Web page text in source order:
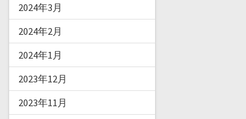
2024年3月
2024年2月
2024年1月
2023年12月
2023年11月